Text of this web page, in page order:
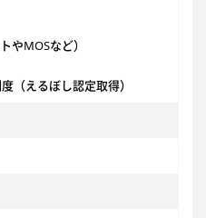
やMOSなど）
（えるぼし認定取得）